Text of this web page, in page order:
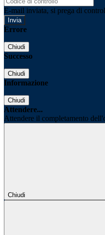
E-mail inviata, si prega di
Errore
Chiudi
Successo
Chiudi
Informazione
Chiudi
Attendere...
Attendere il completamento
Chiudi